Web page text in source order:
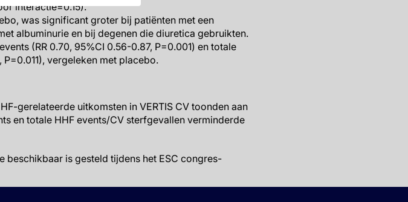
interactie=0.15).
was significant groter bij patiënten met een
albuminurie en bij degenen die diuretica gebruikten.
(RR 0.70, 95%CI 0.56-0.87, P=0.001) en totale
vergeleken met placebo.
gerelateerde uitkomsten in VERTIS CV toonden aan
en totale HHF events/CV sterfgevallen verminderde
is gesteld tijdens het ESC congres-